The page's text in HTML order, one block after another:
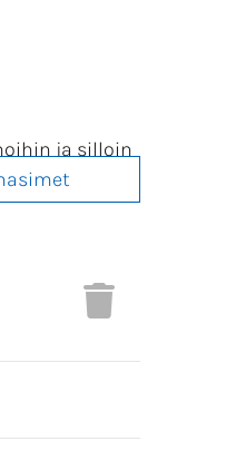
ja silloin
tarkoitetut